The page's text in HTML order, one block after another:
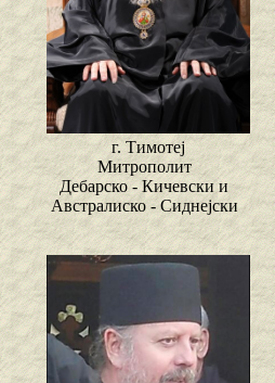
г. Тимотеј
Митрополит
Дебарско - Кичевски и
Австралиско - Сиднејски